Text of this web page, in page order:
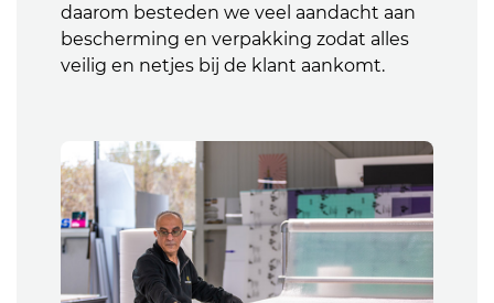
daarom besteden we veel aandacht aan
bescherming en verpakking zodat alles
veilig en netjes bij de klant aankomt.